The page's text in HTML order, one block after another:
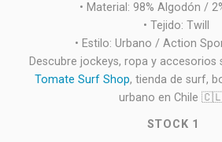
• Material: 98% Algodón /
• Tejido: Twill
• Estilo: Urbano / Action
Descubre jockeys, ropa y
Tomate Surf Shop, tienda de surf,
urbano en Chile
STOCK 1